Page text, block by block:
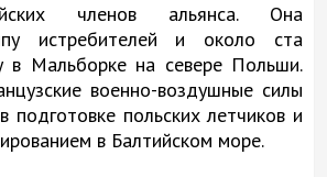
членов альянса. Она
истребителей и около ста
в Мальборке на севере Польши.
военно-воздушные силы
подготовке польских летчиков и
в Балтийском море.